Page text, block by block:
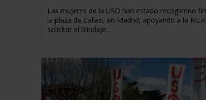
Las mujeres de la USO han estado recogiendo
la plaza de Callao, en Madrid, apoyando a la
solicitar el blindaje…